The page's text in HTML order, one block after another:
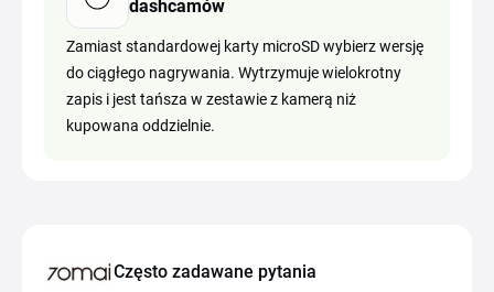
dashcamów
Zamiast standardowej karty microSD wybierz wersję
do ciągłego nagrywania. Wytrzymuje wielokrotny
zapis i jest tańsza w zestawie z kamerą niż
kupowana oddzielnie.
Często zadawane pytania